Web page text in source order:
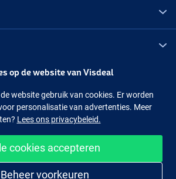
Facebook Instagram
Makkelijk en veilig shoppen
op de website van Visdeal
website gebruik van cookies. Er worden
personalisatie van advertenties. Meer
Lees ons privacybeleid.
cookies accepteren
Beheer voorkeuren